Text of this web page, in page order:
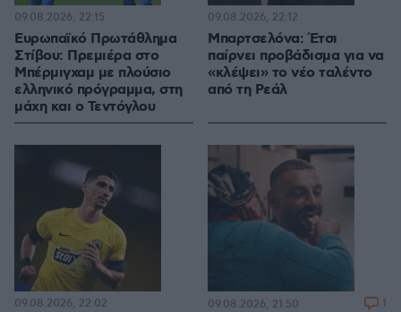
Ευρωπαϊκό Πρωτάθλημα
Στίβου: Πρεμιέρα στο
Μπέρμιγχαμ με πλούσιο
ελληνικό πρόγραμμα, στη
μάχη και ο Τεντόγλου
09.08.2026, 22:15
Μπαρτσελόνα: Έτσι
παίρνει προβάδισμα για να
«κλέψει» το νέο ταλέντο
από τη Ρεάλ
09.08.2026, 22:12
09.08.2026, 22:02 09.08.2026, 21:50 1